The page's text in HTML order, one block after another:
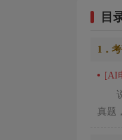
目
1．
[AI
真题